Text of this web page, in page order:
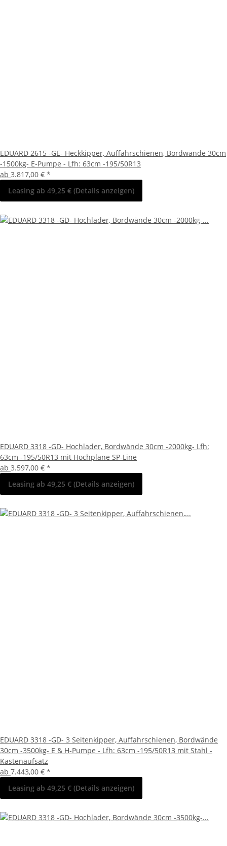
EDUARD 2615 -GE- Heckkipper, Auffahrschienen, Bordwände 30cm
-1500kg- E-Pumpe - Lfh: 63cm -195/50R13
ab 3.817,00 € *
Leasing ab 49,25 € (Details anzeigen)
EDUARD 3318 -GD- Hochlader, Bordwände 30cm -2000kg- Lfh:
63cm -195/50R13 mit Hochplane SP-Line
ab 3.597,00 € *
Leasing ab 49,25 € (Details anzeigen)
EDUARD 3318 -GD- 3 Seitenkipper, Auffahrschienen, Bordwände
30cm -3500kg- E & H-Pumpe - Lfh: 63cm -195/50R13 mit Stahl -
Kastenaufsatz
ab 7.443,00 € *
Leasing ab 49,25 € (Details anzeigen)